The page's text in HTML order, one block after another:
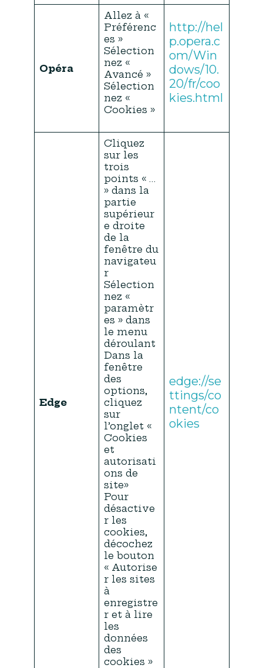
Opéra
Allez à «
Préférenc
es »
Sélection
nez «
Avancé »
Sélection
nez «
Cookies »
http://hel
p.opera.c
om/Win
dows/10.
20/fr/coo
kies.html
Edge
Cliquez
sur les
trois
points « …
» dans la
partie
supérieur
e droite
de la
fenêtre du
navigateu
r
Sélection
nez «
paramètr
es » dans
le menu
déroulant
Dans la
fenêtre
des
options,
cliquez
sur
l’onglet «
Cookies
et
autorisati
ons de
site»
Pour
désactive
r les
cookies,
décochez
le bouton
« Autorise
r les sites
à
enregistre
r et à lire
les
données
des
cookies »
edge://se
ttings/co
ntent/co
okies